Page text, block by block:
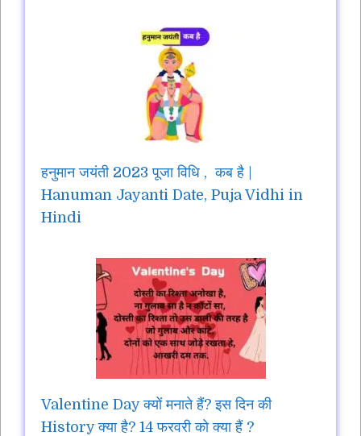
हनुमान जयंती 2023 पूजा विधि , कब है |
Hanuman Jayanti Date, Puja Vidhi in
Hindi
Valentine Day क्यों मनाते हैं? इस दिन की
History क्या है? 14 फरवरी को क्या हैं ?